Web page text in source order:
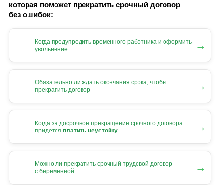
которая поможет прекратить срочный договор
без ошибок:
Когда предупредить временного работника и оформить
увольнение
→
Обязательно ли ждать окончания срока, чтобы
прекратить договор
→
Когда за досрочное прекращение срочного договора
придется платить неустойку →
Можно ли прекратить срочный трудовой договор
с беременной
→